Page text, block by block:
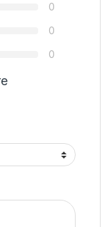
0
0
0